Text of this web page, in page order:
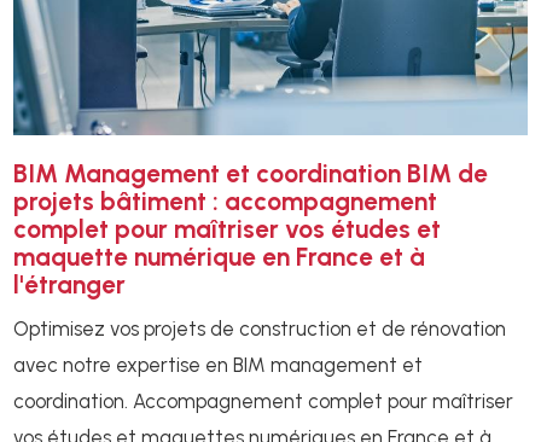
BIM Management et coordination BIM de
projets bâtiment : accompagnement
complet pour maîtriser vos études et
maquette numérique en France et à
l'étranger
Optimisez vos projets de construction et de rénovation
avec notre expertise en BIM management et
coordination. Accompagnement complet pour maîtriser
vos études et maquettes numériques en France et à